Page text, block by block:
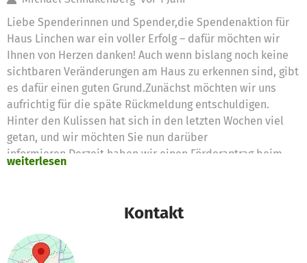
Liebe Spenderinnen und Spender,die Spendenaktion für
Haus Linchen war ein voller Erfolg – dafür möchten wir
Ihnen von Herzen danken! Auch wenn bislang noch keine
sichtbaren Veränderungen am Haus zu erkennen sind, gibt
es dafür einen guten Grund.Zunächst möchten wir uns
aufrichtig für die späte Rückmeldung entschuldigen.
Hinter den Kulissen hat sich in den letzten Wochen viel
getan, und wir möchten Sie nun darüber
informieren.Derzeit haben wir einen Förderantrag beim
einem öffentlichen Gebäude umzubauen. Bis zur
Genehmigung, die wir für das Frühjahr erwarten, dürfen
leider keine baulichen Maßnahmen durchgeführt werden,
da dies die Förderung gefährden könnte. Das bedeutet für
weiterlesen
Kontakt